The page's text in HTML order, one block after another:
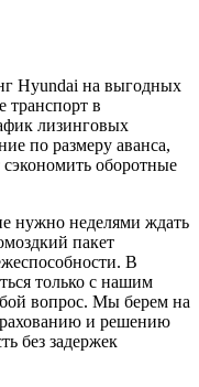
Hyundai на выгодных
транспорт в
лизинговых
по размеру аванса,
оборотные
нужно неделями ждать
пакет
В
только с нашим
вопрос. Мы берем на
и решению
без задержек